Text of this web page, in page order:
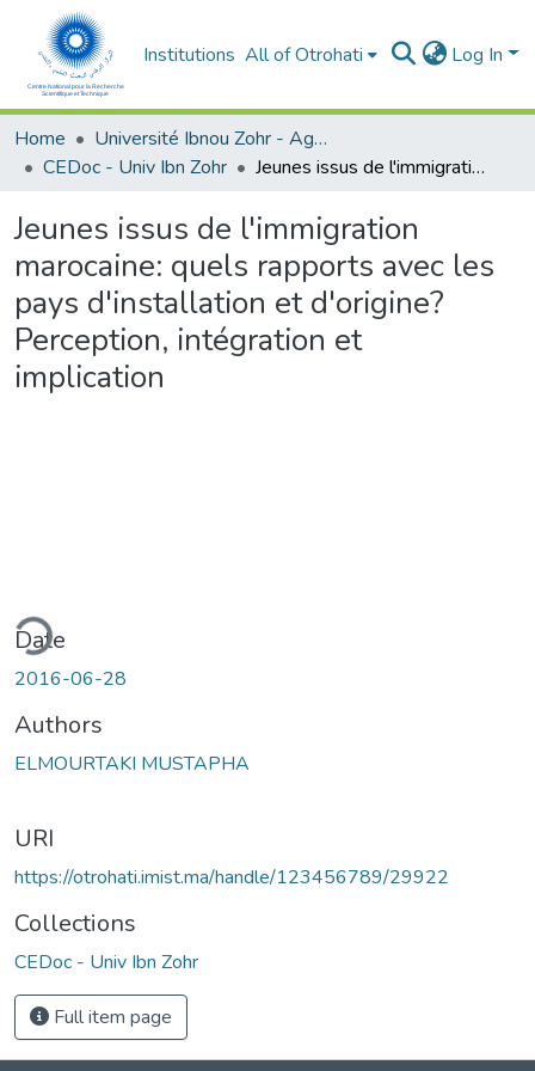
Institutions All of Otrohati Log In
Home
Université Ibnou Zohr - Agadir
CEDoc - Univ Ibn Zohr
Jeunes issus de l'immigration marocaine: quels rapports avec les pays d'installation et d'origine? Perception, intégration et implication
Jeunes issus de l'immigration
marocaine: quels rapports avec les
pays d'installation et d'origine?
Perception, intégration et
implication
Date
2016-06-28
Authors
ELMOURTAKI MUSTAPHA
URI
https://otrohati.imist.ma/handle/123456789/29922
Collections
CEDoc - Univ Ibn Zohr
Full item page